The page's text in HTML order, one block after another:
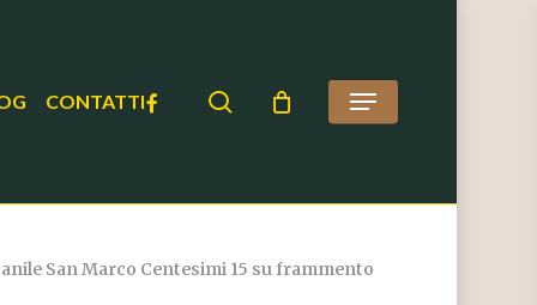
CONTATTIFACEBOOK search Menu
San Marco Centesimi 15 su frammento